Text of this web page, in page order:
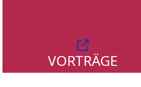
VORTRÄGE